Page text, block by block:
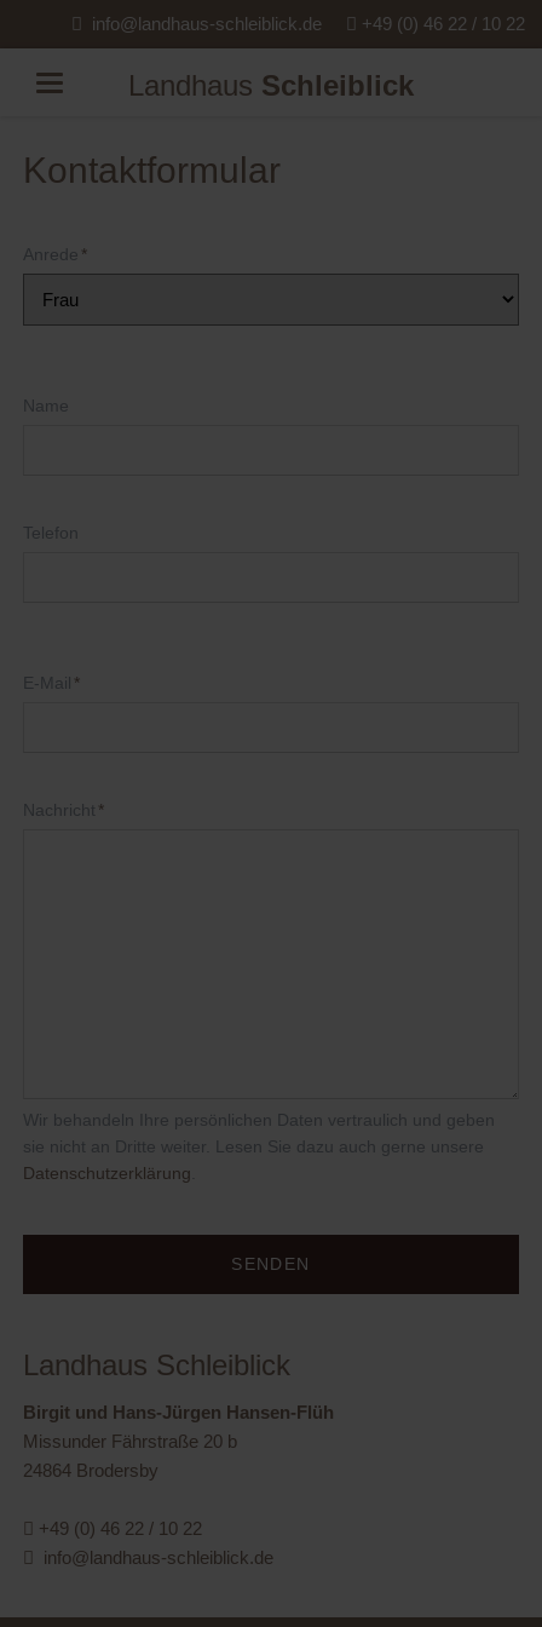
info@landhaus-schleiblick.de +49 (0) 46 22 / 10 22
Landhaus Schleiblick
Kontaktformular
Pflichtfeld
Anrede *
Name
Telefon
Pflichtfeld
E-Mail *
Pflichtfeld
Nachricht *
Wir behandeln Ihre persönlichen Daten vertraulich und geben
sie nicht an Dritte weiter. Lesen Sie dazu auch gerne unsere
Datenschutzerklärung
SENDEN
Landhaus Schleiblick
Birgit und Hans-Jürgen Hansen-Flüh
Missunder Fährstraße 20 b
24864 Brodersby
+49 (0) 46 22 / 10 22
info@landhaus-schleiblick.de